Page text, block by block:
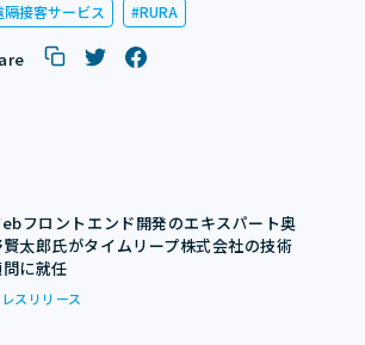
隔接客サービス RURA
フロントエンド開発のエキスパート奥
太郎氏がタイムリープ株式会社の技術
に就任
スリリース